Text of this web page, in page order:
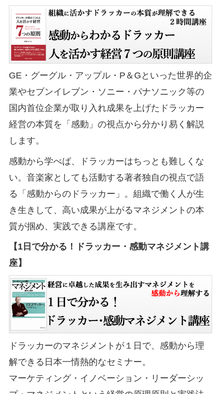
GE・グーグル・アップル・P＆Gといった世界的企
業やセブンイレブン・ソニー・パナソニック等の
国内首位企業が取り入れ成果を上げたドラッカー
経営の本質を「感動」の視点から分かり易く解説
します。
感動から学べば、ドラッカーはちっとも難しくな
い。音楽家としても活動する著者独自の視点で語
る「感動からのドラッカー」。組織で働く人が生
き生きして、高い成果が上がるマネジメントの本
質が掴め、実践できる講座です。
【1日で分かる！ドラッカー・感動マネジメント講
座】
ドラッカーのマネジメントが１日で、感動から理
解できる日本一情熱的なセミナー。
マーケティング・イノベーション・リーダーシッ